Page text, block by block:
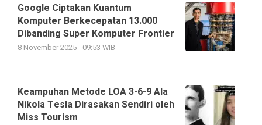
Google Ciptakan Kuantum
Komputer Berkecepatan 13.000
Dibanding Super Komputer Frontier
8 November 2025 - 09:53 WIB
Keampuhan Metode LOA 3-6-9 Ala
Nikola Tesla Dirasakan Sendiri oleh
Miss Tourism